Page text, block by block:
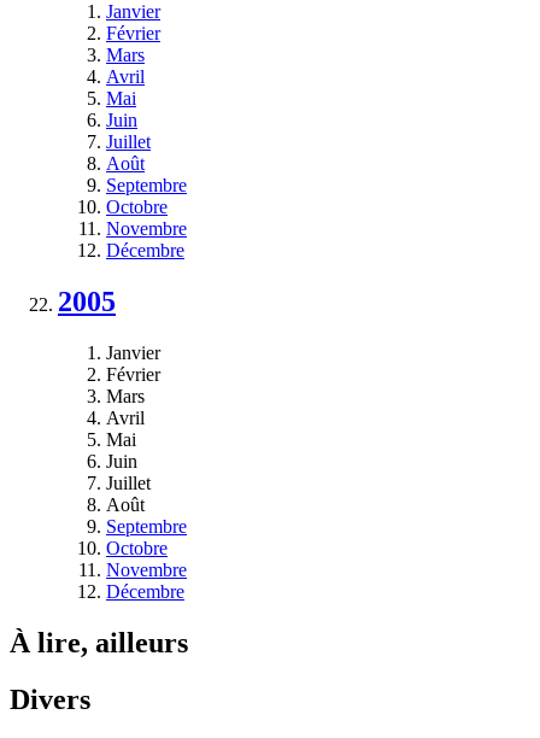
Janvier
Février
Mars
Avril
Mai
Juin
Juillet
Août
Septembre
Octobre
Novembre
Décembre
2005
Janvier
Février
Mars
Avril
Mai
Juin
Juillet
Août
Septembre
Octobre
Novembre
Décembre
À lire, ailleurs
Divers